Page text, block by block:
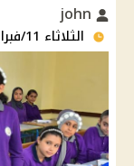
الثلاثاء 11/فبراير/2025 - 07:48 ص